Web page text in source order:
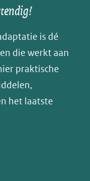
is dé
die werkt aan
praktische
het laatste